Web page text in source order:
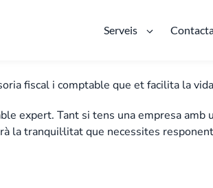
Serveis
fiscal i comptable que et facilita la vida
expert. Tant si tens una empresa
la tranquil·litat que necessites